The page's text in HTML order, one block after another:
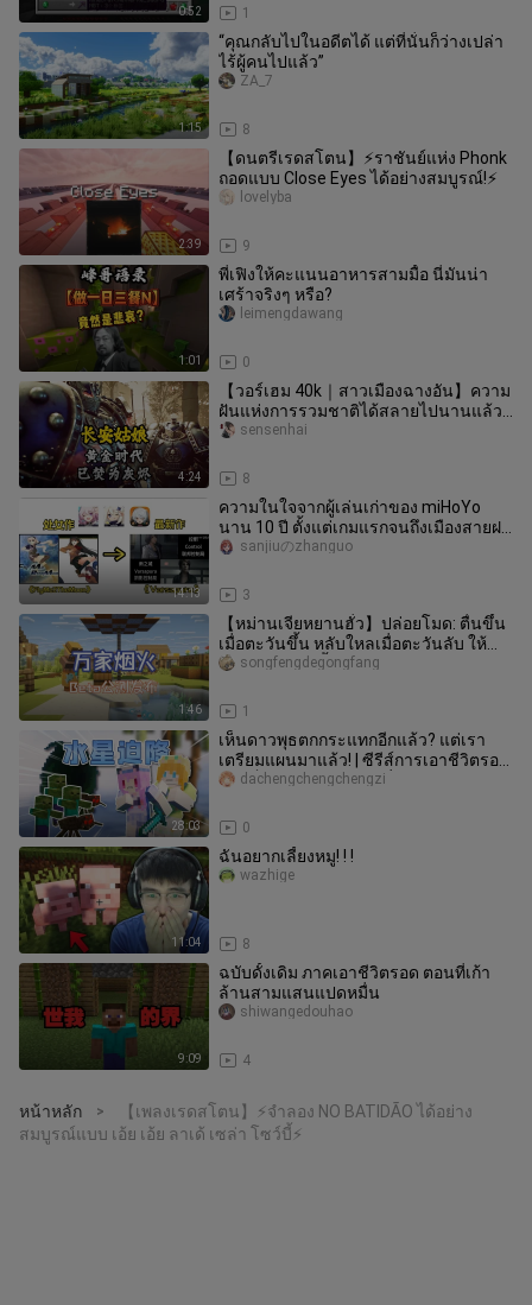
0:52 1
1:15
“คุณกลับไปในอดีตได้ แต่ที่นั่นก็ว่างเปล่า
ไร้ผู้คนไปแล้ว”
8
ZA_7
2:39
【ดนตรีเรดสโตน】⚡ราชันย์แห่ง Phonk
ถอดแบบ Close Eyes ได้อย่างสมบูรณ์!⚡
9
lovelyba
1:01
พี่เฟิงให้คะแนนอาหารสามมื้อ นี่มันน่า
เศร้าจริงๆ หรือ?
0
leimengdawang
4:24
【วอร์เฮม 40k｜สาวเมืองฉางอัน】ความ
ฝันแห่งการรวมชาติได้สลายไปนานแล้ว
ทำไมยังไม่ยอมจากไป?
8
sensenhai
14:13
ความในใจจากผู้เล่นเก่าของ miHoYo
นาน 10 ปี ตั้งแต่เกมแรกจนถึงเมืองสายฝน
mhy ได้ “คารวะ” ผลงานใดบ้าง?
3
sanjiuのzhanguo
1:46
【หม่านเจียหยานฮั่ว】ปล่อยโมด: ตื่นขึ้น
เมื่อตะวันขึ้น หลับใหลเมื่อตะวันลับ ให้
หมู่บ้านมีชีวิตขึ้นมาอย่
1
songfengdegongfang
28:03
เห็นดาวพุธตกกระแทกอีกแล้ว? แต่เรา
เตรียมแผนมาแล้ว! | ซีรีส์การเอาชีวิตรอด
ในบล็อกทะเลห้าสี ตอนที่ 4
0
dachengchengchengzi
11:04
ฉันอยากเลี้ยงหมู! ! !
8
wazhige
9:09
ฉบับดั้งเดิม ภาคเอาชีวิตรอด ตอนที่เก้า
ล้านสามแสนแปดหมื่น
4
shiwangedouhao
หน้าหลัก >
【เพลงเรดสโตน】⚡จำลอง NO BATIDÃO ได้อย่าง
สมบูรณ์แบบ เอ้ย เอ้ย ลาเด้ เซล่า โซว์บี้⚡